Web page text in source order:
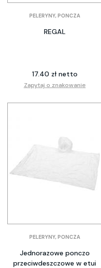
PELERYNY, PONCZA
REGAL
17.40 zł netto
Zapytaj o znakowanie
PELERYNY, PONCZA
Jednorazowe ponczo
przeciwdeszczowe w etui